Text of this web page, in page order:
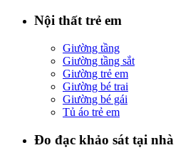
Nội thất trẻ em
Giường tầng
Giường tầng sắt
Giường trẻ em
Giường bé trai
Giường bé gái
Tủ áo trẻ em
Đo đạc khảo sát tại nhà